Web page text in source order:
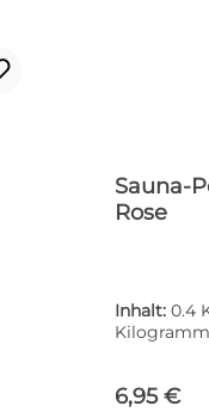
Sauna-
Rose
Inhalt: 0.4
6,95 €